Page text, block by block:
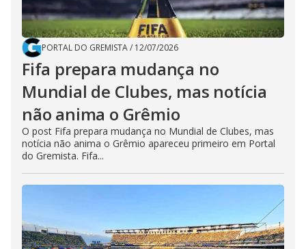
PORTAL DO GREMISTA/ 12/07/2026
Fifa prepara mudança no
Mundial de Clubes, mas notícia
não anima o Grêmio
O post Fifa prepara mudança no Mundial de Clubes, mas
notícia não anima o Grêmio apareceu primeiro em Portal
do Gremista. Fifa...